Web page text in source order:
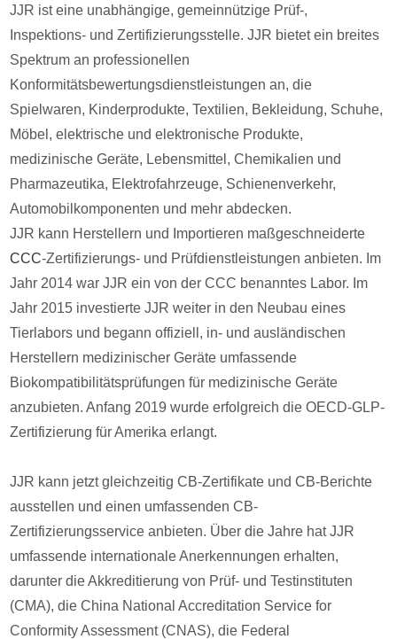
JJR ist eine unabhängige, gemeinnützige Prüf-,
Inspektions- und Zertifizierungsstelle. JJR bietet ein breites
Spektrum an professionellen
Konformitätsbewertungsdienstleistungen an, die
Spielwaren, Kinderprodukte, Textilien, Bekleidung, Schuhe,
Möbel, elektrische und elektronische Produkte,
medizinische Geräte, Lebensmittel, Chemikalien und
Pharmazeutika, Elektrofahrzeuge, Schienenverkehr,
Automobilkomponenten und mehr abdecken.
JJR kann Herstellern und Importieren maßgeschneiderte
CCC-Zertifizierungs- und Prüfdienstleistungen anbieten. Im
Jahr 2014 war JJR ein von der CCC benanntes Labor. Im
Jahr 2015 investierte JJR weiter in den Neubau eines
Tierlabors und begann offiziell, in- und ausländischen
Herstellern medizinischer Geräte umfassende
Biokompatibilitätsprüfungen für medizinische Geräte
anzubieten. Anfang 2019 wurde erfolgreich die OECD-GLP-
Zertifizierung für Amerika erlangt.
JJR kann jetzt gleichzeitig CB-Zertifikate und CB-Berichte
ausstellen und einen umfassenden CB-
Zertifizierungsservice anbieten. Über die Jahre hat JJR
umfassende internationale Anerkennungen erhalten,
darunter die Akkreditierung von Prüf- und Testinstituten
(CMA), die China National Accreditation Service for
Conformity Assessment (CNAS), die Federal